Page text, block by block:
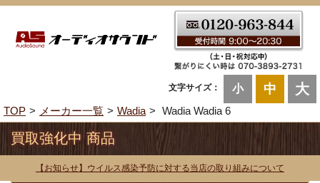
文字サイズ： 小 中 大
TOP メーカー一覧 Wadia Wadia Wadia 6
買取強化中 商品
【お知らせ】ウイルス感染予防に対する当店の取り組みについて